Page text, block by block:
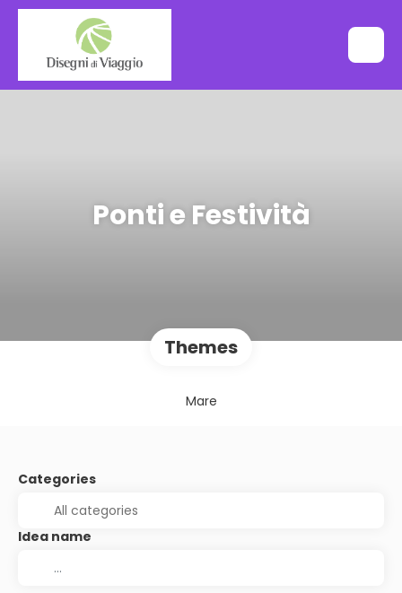
Ponti e Festività
Themes
Mare
Categories
Idea name